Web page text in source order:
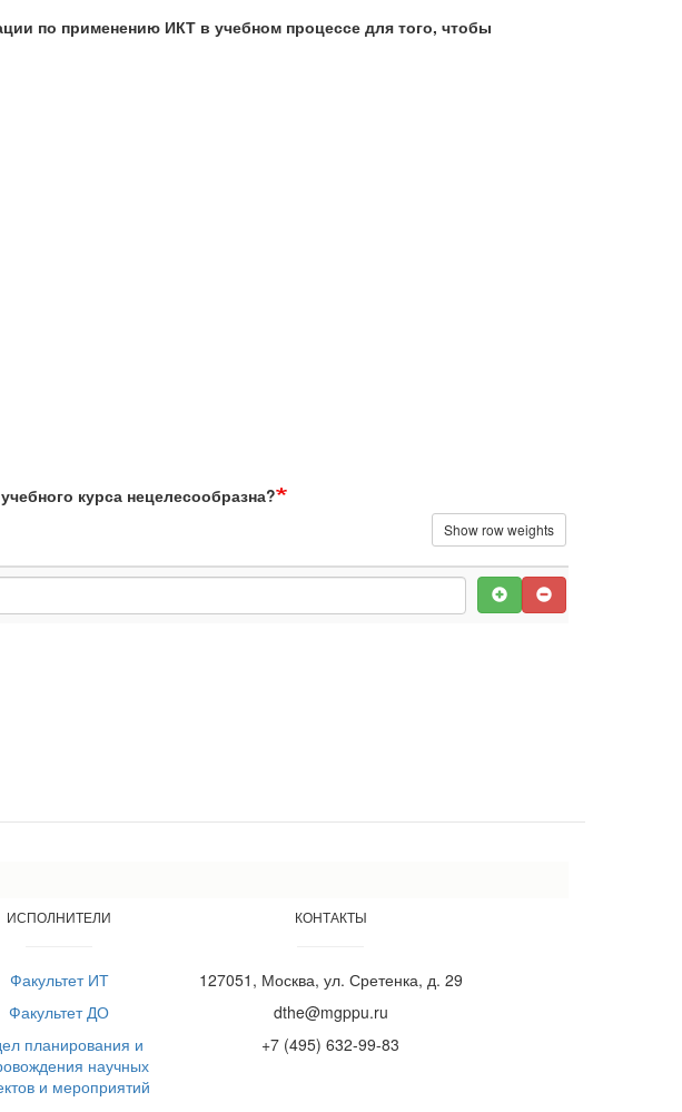
по применению ИКТ в учебном процессе для того, чтобы
курса нецелесообразна?
Show row weights
учебного курса нецелесообразна? Add Remove
ИСПОЛНИТЕЛИ
Факультет ИТ
Факультет ДО
планирования и
научных
и мероприятий
КОНТАКТЫ
127051, Москва, ул. Сретенка, д. 29
dthe@mgppu.ru
+7 (495) 632-99-83